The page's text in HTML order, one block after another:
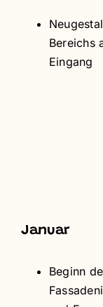
Bereichs
Eingang
Januar
Beginn